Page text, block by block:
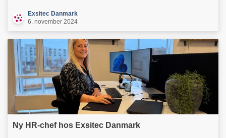
Exsitec Danmark
6. november 2024
Ny HR-chef hos Exsitec Danmark